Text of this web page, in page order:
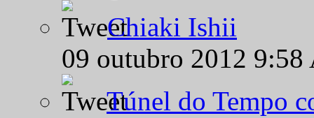
Chiaki Ishii
09 outubro 2012
Túnel do Tempo